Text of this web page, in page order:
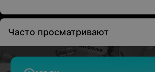
Часто просматривают